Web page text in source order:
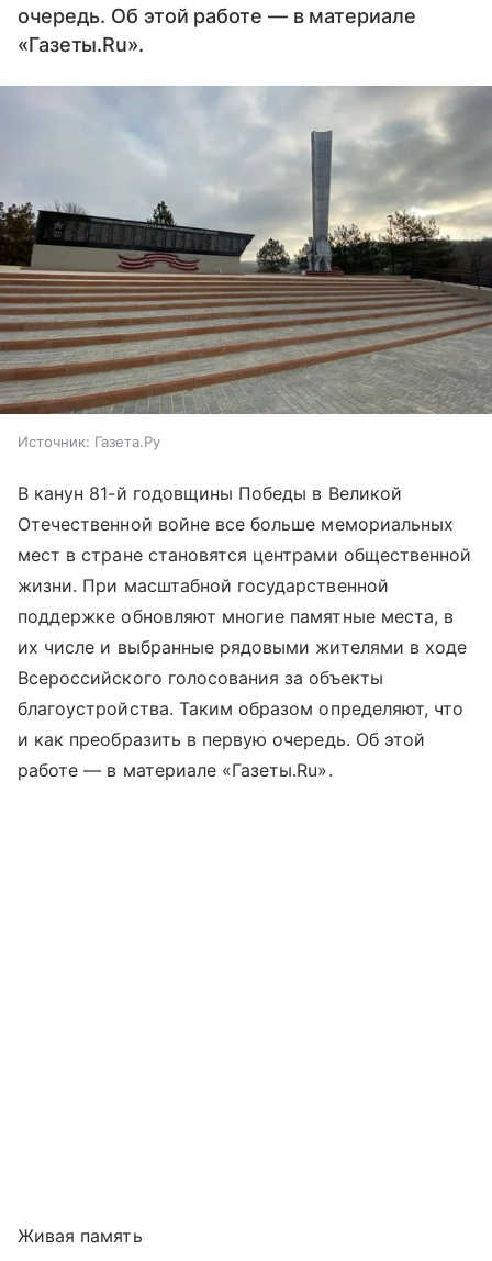
очередь. Об этой работе — в материале
«Газеты.Ru».
Источник: Газета.Ру
В канун 81-й годовщины Победы в Великой
Отечественной войне все больше мемориальных
мест в стране становятся центрами общественной
жизни. При масштабной государственной
поддержке обновляют многие памятные места, в
их числе и выбранные рядовыми жителями в ходе
Всероссийского голосования за объекты
благоустройства. Таким образом определяют, что
и как преобразить в первую очередь. Об этой
работе — в материале «Газеты.Ru».
Живая память